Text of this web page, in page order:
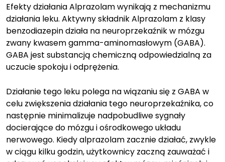
Efekty działania Alprazolam wynikają z mechanizmu
działania leku. Aktywny składnik Alprazolam z klasy
benzodiazepin działa na neuroprzekaźnik w mózgu
zwany kwasem gamma-aminomasłowym (GABA).
GABA jest substancją chemiczną odpowiedzialną za
uczucie spokoju i odprężenia.
Działanie tego leku polega na wiązaniu się z GABA w
celu zwiększenia działania tego neuroprzekaźnika, co
następnie minimalizuje nadpobudliwe sygnały
docierające do mózgu i ośrodkowego układu
nerwowego. Kiedy alprazolam zacznie działać, zwykle
w ciągu kilku godzin, użytkownicy zaczną zauważać i